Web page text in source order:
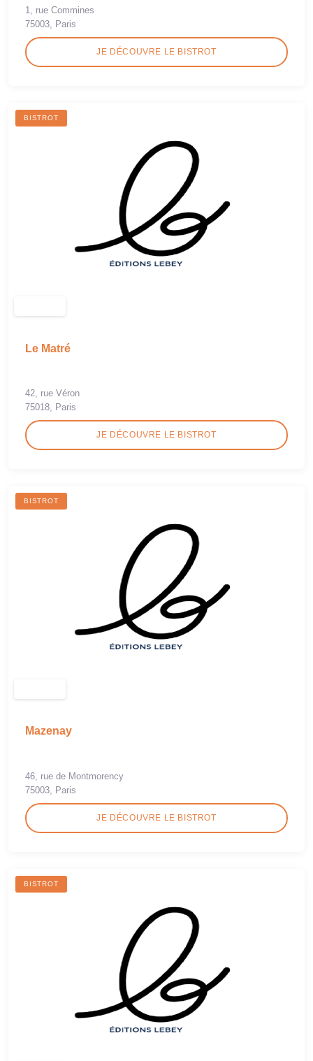
1, rue Commines
75003, Paris
JE DÉCOUVRE LE BISTROT
BISTROT
Le Matré
42, rue Véron
75018, Paris
JE DÉCOUVRE LE BISTROT
BISTROT
Mazenay
46, rue de Montmorency
75003, Paris
JE DÉCOUVRE LE BISTROT
BISTROT